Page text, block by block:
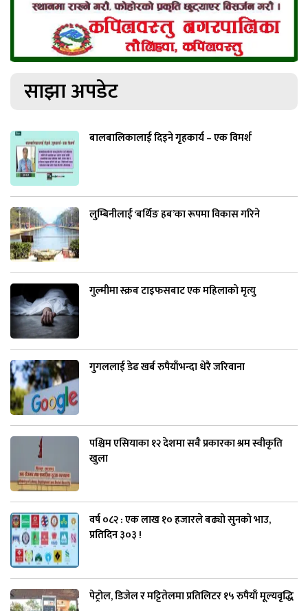
साझा अपडेट
बालबालिकालाई दिइने गृहकार्य – एक विमर्श
लुम्बिनीलाई ‘बर्थिङ हब’का रूपमा विकास गरिने
गुल्मीमा स्क्रब टाइफसबाट एक महिलाको मृत्यु
गुगललाई डेढ खर्ब रुपैयाँभन्दा धेरै जरिवाना
पश्चिम एसियाका १२ देशमा सबै प्रकारका श्रम स्वीकृति
खुला
वर्ष ०८२ : एक लाख १० हजारले बढ्यो सुनको भाउ,
प्रतिदिन ३०३ !
पेट्रोल, डिजेल र मट्टितेलमा प्रतिलिटर १५ रुपैयाँ मूल्यवृद्धि